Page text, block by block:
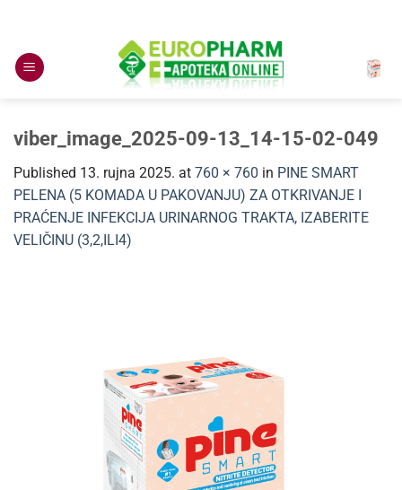
content
viber_image_2025-09-13_14-15-02-049
Published 13. rujna 2025. at 760 × 760 in PINE SMART
PELENA (5 KOMADA U PAKOVANJU) ZA OTKRIVANJE I
PRAĆENJE INFEKCIJA URINARNOG TRAKTA, IZABERITE
VELIČINU (3,2,ILI4)